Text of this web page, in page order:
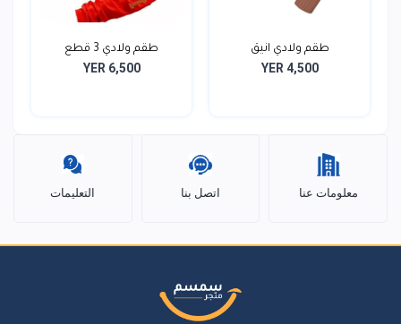
طقم ولادي انيق
YER 4,500
طقم ولادي 3 قطع
YER 6,500
معلومات عنا اتصل بنا التعليمات